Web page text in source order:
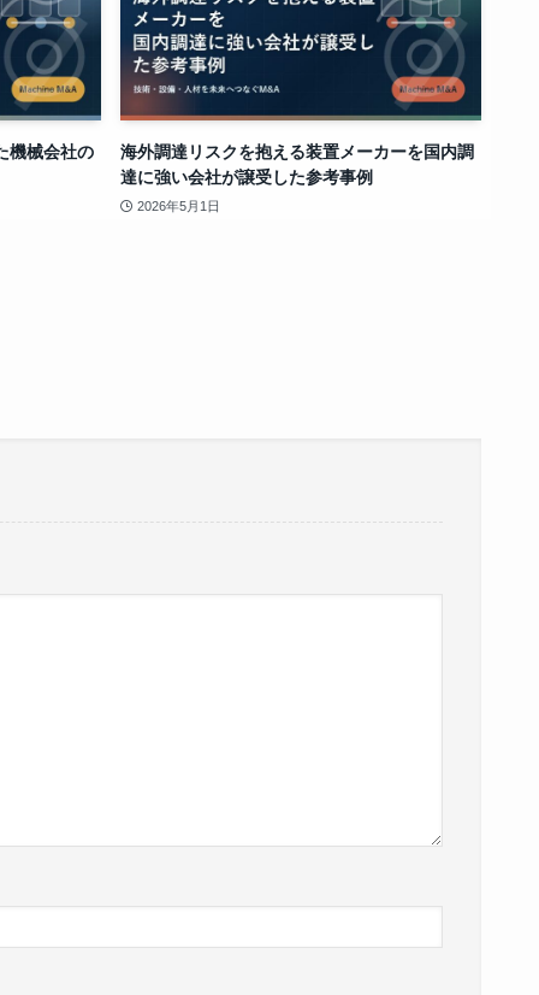
機械会社の
海外調達リスクを抱える装置メーカーを国内調
達に強い会社が譲受した参考事例
2026年5月1日